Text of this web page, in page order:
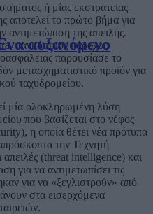
αυξανόμενο
ή μίας εκστρατείας
αποτελεί το πρώτο βήμα για
αντιμετώπιση της απειλής.
παγκόσμιος πάροχος
παρουσίασε το
μετασχηματιστικό προϊόν για
ταχυδρομείου.
μία ολοκληρωμένη λύση
που βασίζεται στο νέφος
η οποία θέτει νέα πρότυπα
την Τεχνητή
(threat intelligence) και
για να αντιμετωπίσει τις
για να «ξεγλιστρούν» από
στα εισερχόμενα